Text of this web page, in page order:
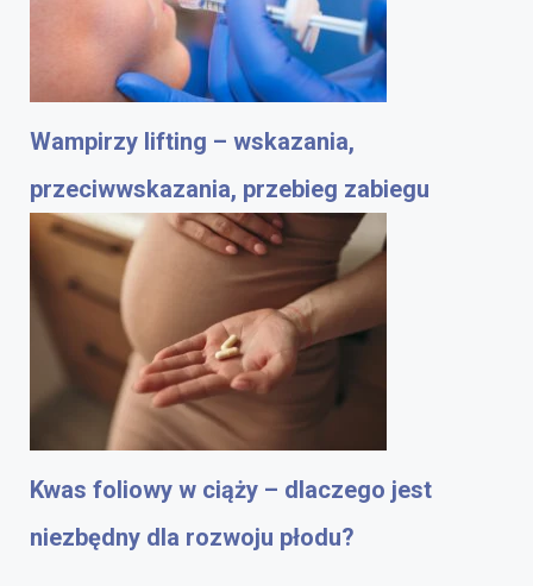
Wampirzy lifting – wskazania,
przeciwwskazania, przebieg zabiegu
Kwas foliowy w ciąży – dlaczego jest
niezbędny dla rozwoju płodu?